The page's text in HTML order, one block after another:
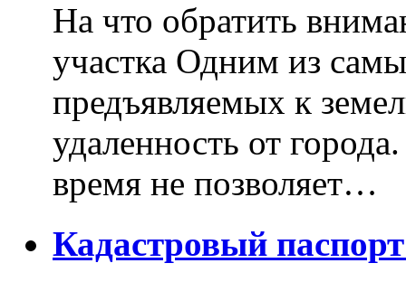
На что обратить
участка Одним из
предъявляемых к
удаленность от
время не позволяет…
Кадастровый